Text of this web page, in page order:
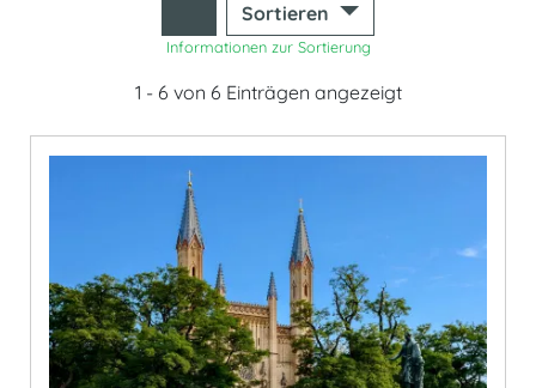
Sortieren
Informationen zur Sortierung
1 - 6 von 6 Einträgen angezeigt